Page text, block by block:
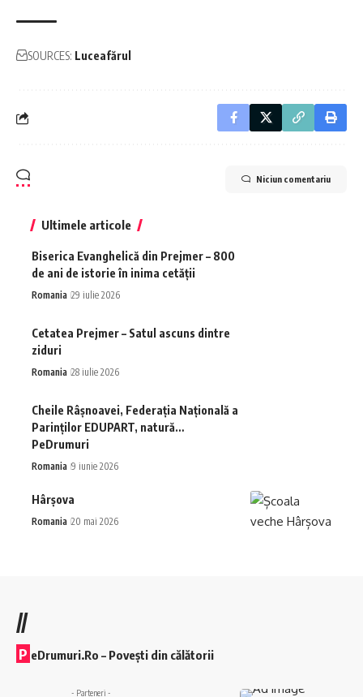
SOURCES: Luceafărul
Niciun comentariu
Ultimele articole
Biserica Evanghelică din Prejmer – 800
de ani de istorie în inima cetății
Romania 29 iulie 2026
Cetatea Prejmer – Satul ascuns dintre
ziduri
Romania 28 iulie 2026
Cheile Râșnoavei, Federația Națională a
Parinților EDUPART, natură…
PeDrumuri
Romania 9 iunie 2026
Hârșova
Romania 20 mai 2026
//
P eDrumuri.Ro – Povești din călătorii
- Parteneri -